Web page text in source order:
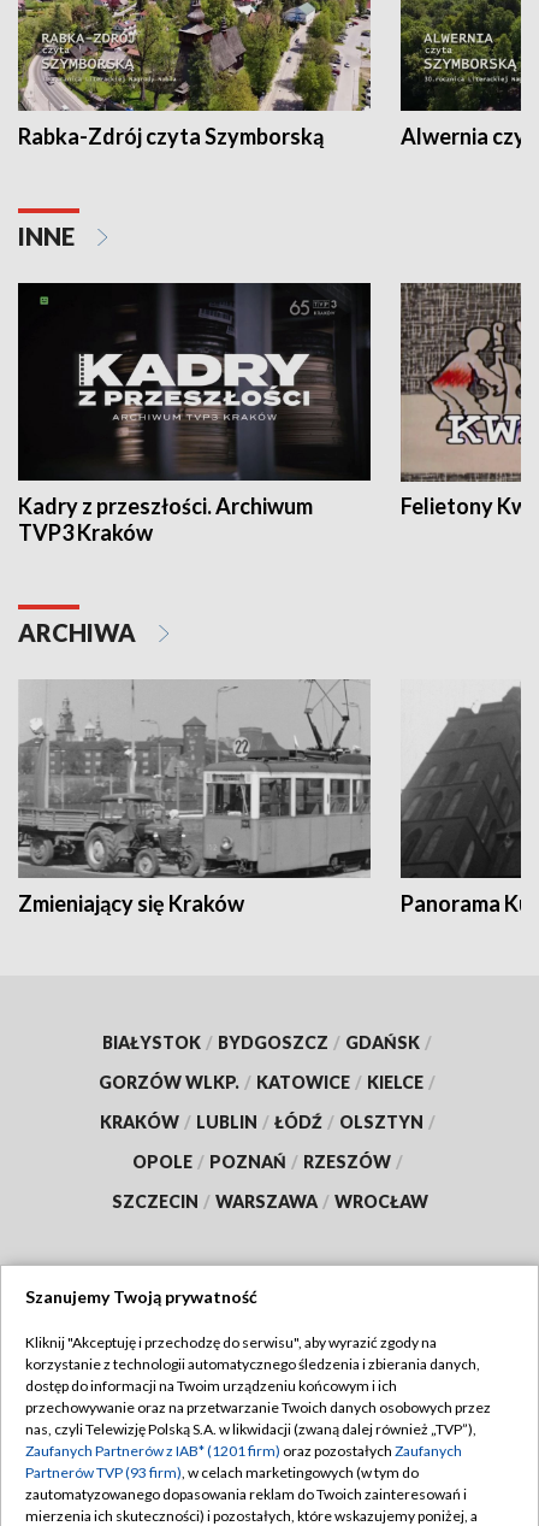
Rabka-Zdrój czyta Szymborską Alwernia
INNE
Kadry z przeszłości. Archiwum
TVP3 Kraków
Felietony
ARCHIWA
Zmieniający się Kraków Panorama
BIAŁYSTOK / BYDGOSZCZ / GDAŃSK /
GORZÓW WLKP. / KATOWICE / KIELCE /
KRAKÓW / LUBLIN / ŁÓDŹ / OLSZTYN /
OPOLE / POZNAŃ / RZESZÓW /
SZCZECIN / WARSZAWA / WROCŁAW
TVP
Abonament TVP
Emisja w TVP
Centrum informacji TVP
Regulamin TVP
Polityka prywatności
Moje zgody
Szanujemy Twoją prywatność
Kliknij "Akceptuję i przechodzę do serwisu", aby wyrazić zgody na
korzystanie z technologii automatycznego śledzenia i zbierania danych,
dostęp do informacji na Twoim urządzeniu końcowym i ich
przechowywanie oraz na przetwarzanie Twoich danych osobowych przez
nas, czyli Telewizję Polską S.A. w likwidacji (zwaną dalej również „TVP”),
Zaufanych Partnerów z IAB* (1201 firm) oraz pozostałych Zaufanych
Partnerów TVP (93 firm), w celach marketingowych (w tym do
zautomatyzowanego dopasowania reklam do Twoich zainteresowań i
mierzenia ich skuteczności) i pozostałych, które wskazujemy poniżej, a